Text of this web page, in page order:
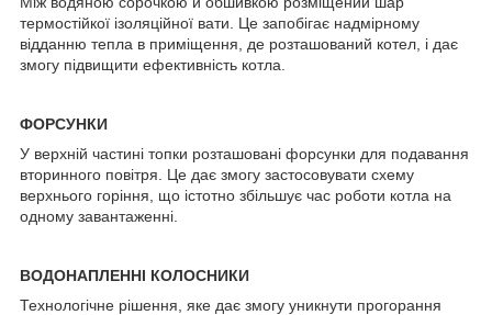
термостійкої ізоляційної вати. Це запобігає надмірному
відданню тепла в приміщення, де розташований котел, і дає
змогу підвищити ефективність котла.
ФОРСУНКИ
У верхній частині топки розташовані форсунки для подавання
вторинного повітря. Це дає змогу застосовувати схему
верхнього горіння, що істотно збільшує час роботи котла на
одному завантаженні.
ВОДОНАПЛЕННІ КОЛОСНИКИ
Технологічне рішення, яке дає змогу уникнути прогорання